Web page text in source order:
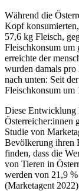
Während die
Kopf
57,6 kg Fleisch,
Fleischkonsum um
erreichte der
wurden damals
nach unten: Seit
Fleischkonsum um
Diese Entwicklung
Österreicher:innen
Studie von
Bevölkerung ihren
finden, dass die
von Tieren in
werden von 21,9
(Marketagent